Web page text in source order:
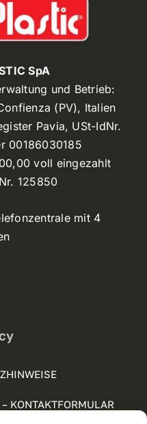
SpA
und Betrieb:
(PV), Italien
Pavia, USt-IdNr.
00186030185
voll eingezahlt
125850
mit 4
KONTAKTFORMULAR